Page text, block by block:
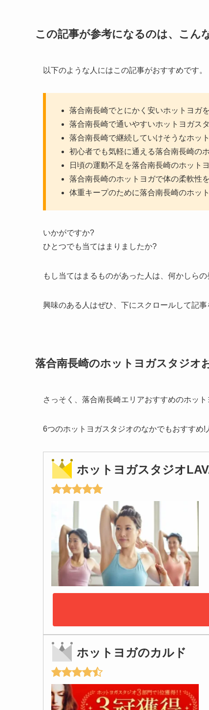
この記事が参考になるのは、こん
以下のような人にはこの記事がおすすめです。
落合南長崎でとにかく安いホットヨガ
落合南長崎で通いやすいホットヨガス
落合南長崎で継続していけそうなホッ
初心者でも気軽に通える落合南長崎の
日頃の運動不足を落合南長崎のホット
落合南長崎のホットヨガで体の柔軟性
体重キープのために落合南長崎のホッ
いかがですか?
ひとつでも当てはまりましたか?
もし当てはまるものがあった人は、何かしらの
興味のある人はぜひ、下にスクロールして記事
落合南長崎のホットヨガスタジオ
さっそく、落合南長崎エリアおすすめのホッ
6つのホットヨガスタジオのなかでもおすすめ!
ホットヨガスタジオ
ホットヨガのカルド